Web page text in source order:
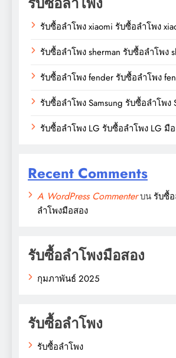
รับซื้อลำโพง xiaomi รับซื้อลำโพง
รับซื้อลำโพง sherman รับซื้อลำโพง
รับซื้อลำโพง fender รับซื้อลำโพง
รับซื้อลำโพง Samsung รับซื้อลำโพง
รับซื้อลำโพง LG รับซื้อลำโพง LG มื
Recent Comments
A WordPress Commenterบน รับซื้
ลำโพงมือสอง
รับซื้อลำโพงมือสอง
กุมภาพันธ์ 2025
รับซื้อลำโพง
รับซื้อลำโพง